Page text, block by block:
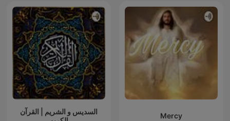
السديس و الشريم | القرآن
Mercy